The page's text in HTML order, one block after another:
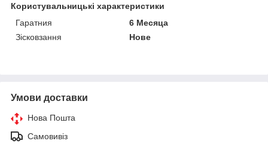
Користувальницькі характеристики
Гаратния
6 Месяца
Зісковзання
Нове
Умови доставки
Нова Пошта
Самовивіз